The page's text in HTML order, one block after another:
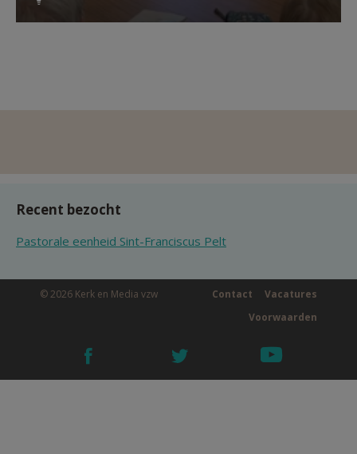
Recent bezocht
Pastorale eenheid Sint-Franciscus Pelt
© 2026 Kerk en Media vzw Vacatures
Contact
Voorwaarden